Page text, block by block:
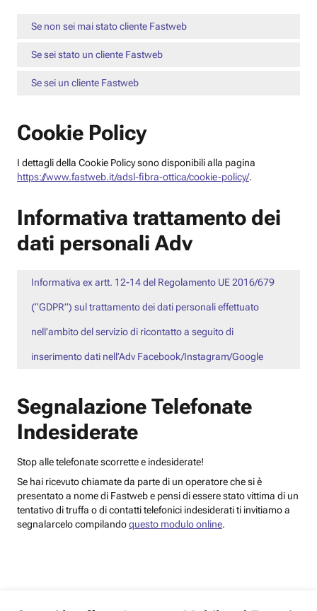
Se non sei mai stato cliente Fastweb
Se sei stato un cliente Fastweb
Se sei un cliente Fastweb
Cookie Policy
I dettagli della Cookie Policy sono disponibili alla pagina
https://www.fastweb.it/adsl-fibra-ottica/cookie-policy/.
Informativa trattamento dei
dati personali Adv
Informativa ex artt. 12-14 del Regolamento UE 2016/679
(“GDPR”) sul trattamento dei dati personali effettuato
nell’ambito del servizio di ricontatto a seguito di
inserimento dati nell’Adv Facebook/Instagram/Google
Segnalazione Telefonate
Indesiderate
Stop alle telefonate scorrette e indesiderate!
Se hai ricevuto chiamate da parte di un operatore che si è
presentato a nome di Fastweb e pensi di essere stato vittima di un
tentativo di truffa o di contatti telefonici indesiderati ti invitiamo a
segnalarcelo compilandoquesto modulo online.